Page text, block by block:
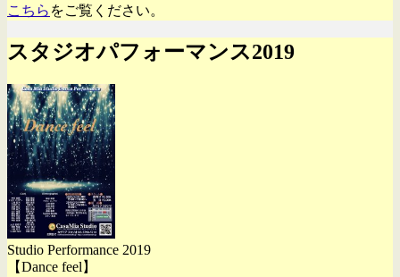
こちら をご覧ください。
スタジオパフォーマンス2019
Studio Performance 2019
【Dance feel】